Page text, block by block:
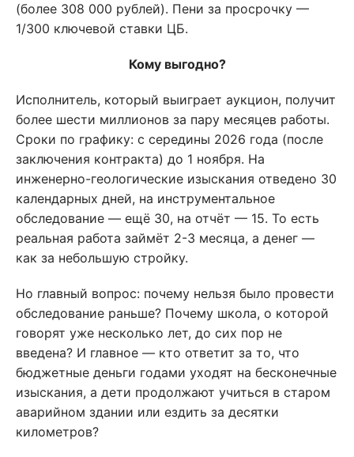
(более 308 000 рублей). Пени за просрочку —
1/300 ключевой ставки ЦБ.
Кому выгодно?
Исполнитель, который выиграет аукцион, получит
более шести миллионов за пару месяцев работы.
Сроки по графику: с середины 2026 года (после
заключения контракта) до 1 ноября. На
инженерно-геологические изыскания отведено 30
календарных дней, на инструментальное
обследование — ещё 30, на отчёт — 15. То есть
реальная работа займёт 2-3 месяца, а денег —
как за небольшую стройку.
Но главный вопрос: почему нельзя было провести
обследование раньше? Почему школа, о которой
говорят уже несколько лет, до сих пор не
введена? И главное — кто ответит за то, что
бюджетные деньги годами уходят на бесконечные
изыскания, а дети продолжают учиться в старом
аварийном здании или ездить за десятки
километров?